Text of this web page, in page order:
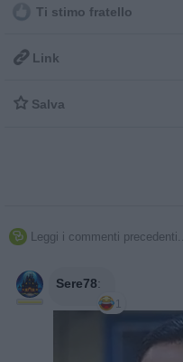
Ti stimo fratello
 Link
 Salva
 Leggi i commenti precedenti...
Sere78:
1